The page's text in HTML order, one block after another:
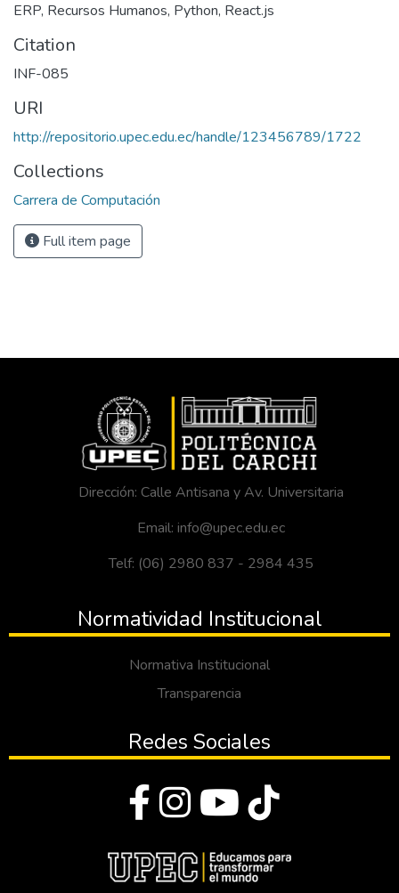
ERP, Recursos Humanos, Python, React.js
Citation
INF-085
URI
http://repositorio.upec.edu.ec/handle/123456789/1722
Collections
Carrera de Computación
Full item page
Dirección: Calle Antisana y Av. Universitaria
Email: info@upec.edu.ec
Telf: (06) 2980 837 - 2984 435
Normatividad Institucional
Normativa Institucional
Transparencia
Redes Sociales